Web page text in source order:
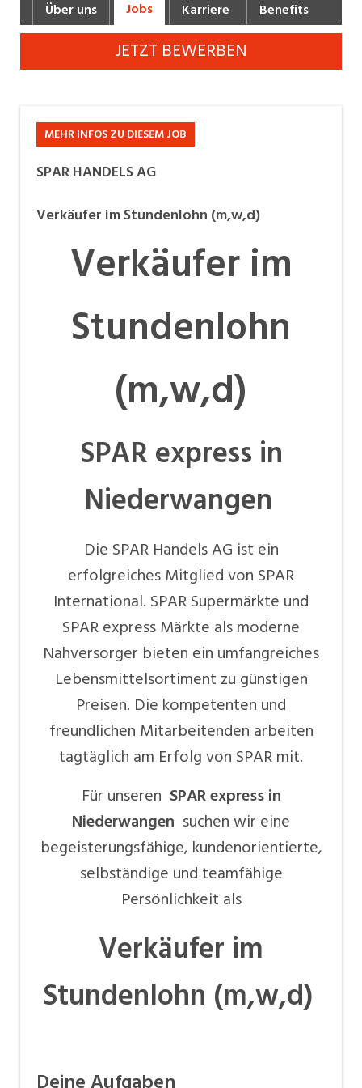
Industrie, Maschinenbau, Anlagenbau,
Produktion
Informatik, Telekommunikation
Körperpflege, Wellness
Marketing, Kommunikation, Medien, Druck
Verkauf, Handel, Kundenberatung,
Sicherheit, Rettung, Polizei, Zoll
Über uns Jobs Karriere Benefits
JETZT BEWERBEN
MEHR INFOS ZU DIESEM JOB
SPAR HANDELS AG
Verkäufer im Stundenlohn (m,w,d)
Verkäufer im
Stundenlohn
(m,w,d)
SPAR express in
Niederwangen
Die SPAR Handels AG ist ein
erfolgreiches Mitglied von SPAR
International. SPAR Supermärkte und
SPAR express Märkte als moderne
Nahversorger bieten ein umfangreiches
Lebensmittelsortiment zu günstigen
Preisen. Die kompetenten und
freundlichen Mitarbeitenden arbeiten
tagtäglich am Erfolg von SPAR mit.
Für unseren SPAR express in
Niederwangen suchen wir eine
begeisterungsfähige, kundenorientierte,
selbständige und teamfähige
Persönlichkeit als
Verkäufer im
Stundenlohn (m,w,d)